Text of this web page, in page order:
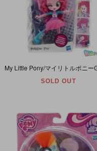
SOLD OUT